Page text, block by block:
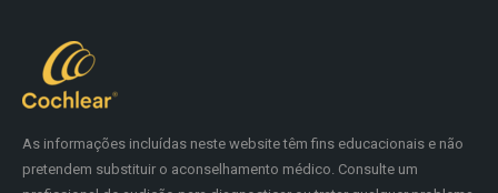
As informações incluídas neste website têm fins educacionais e não
pretendem substituir o aconselhamento médico. Consulte um